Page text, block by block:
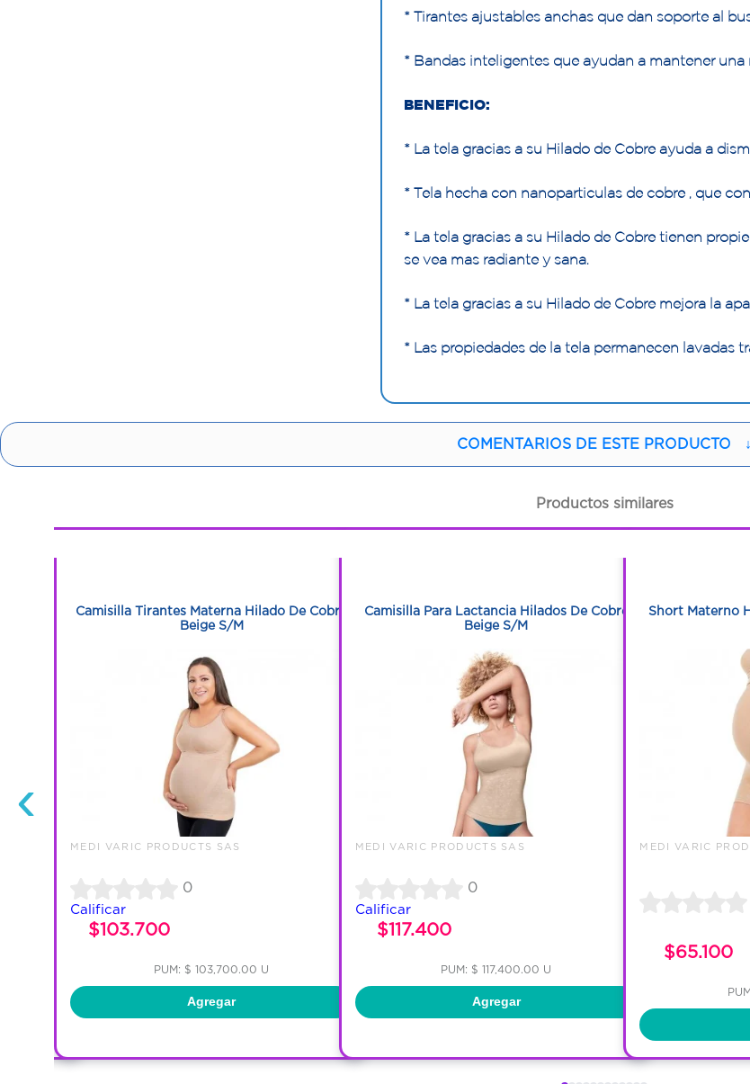
* Tirantes ajustables anchas que dan soporte al
* Bandas inteligentes que ayudan a mantener
BENEFICIO:
* La tela gracias a su Hilado de Cobre ayuda a
* Tela hecha con nanoparticulas de cobre , que
* La tela gracias a su Hilado de Cobre tienen
se vea mas radiante y sana.
* La tela gracias a su Hilado de Cobre mejora la
* Las propiedades de la tela permanecen lavadas
COMENTARIOS DE ESTE PRODUCTO ↓
Productos similares
‹
Camisilla Tirantes Materna Hilado De Cobre
Beige S/M
MEDI VARIC PRODUCTS SAS
0
Calificar
$103.700
PUM: $ 103,700.00 U
Agregar
Camisilla Para Lactancia Hilados De Cobre
Beige S/M
MEDI VARIC PRODUCTS SAS
0
Calificar
$117.400
PUM: $ 117,400.00 U
Agregar
Short Materno
MEDI VARIC
$65.100